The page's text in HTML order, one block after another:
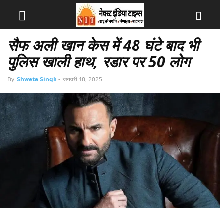
सैफ अली खान केस में 48 घंटे बाद भी
पुलिस खाली हाथ, रडार पर 50 लोग
By Shweta Singh - जनवरी 18, 2025